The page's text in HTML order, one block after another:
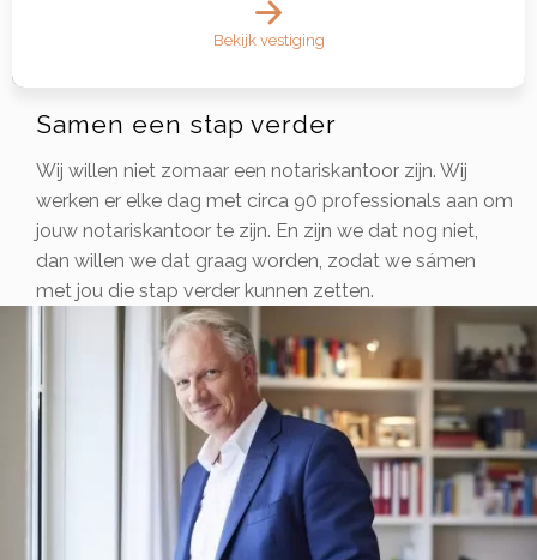
Bekijk vestiging
Samen een stap verder
Wij willen niet zomaar een notariskantoor zijn. Wij
werken er elke dag met circa 90 professionals aan om
jouw notariskantoor te zijn. En zijn we dat nog niet,
dan willen we dat graag worden, zodat we sámen
met jou die stap verder kunnen zetten.